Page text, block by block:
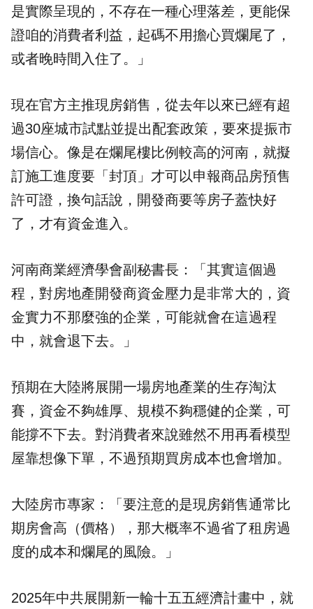
是實際呈現的，不存在一種心理落差，更能保
證咱的消費者利益，起碼不用擔心買爛尾了，
或者晚時間入住了。」
現在官方主推現房銷售，從去年以來已經有超
過30座城市試點並提出配套政策，要來提振市
場信心。像是在爛尾樓比例較高的河南，就擬
訂施工進度要「封頂」才可以申報商品房預售
許可證，換句話說，開發商要等房子蓋快好
了，才有資金進入。
河南商業經濟學會副秘書長：「其實這個過
程，對房地產開發商資金壓力是非常大的，資
金實力不那麼強的企業，可能就會在這過程
中，就會退下去。」
預期在大陸將展開一場房地產業的生存淘汰
賽，資金不夠雄厚、規模不夠穩健的企業，可
能撐不下去。對消費者來說雖然不用再看模型
屋靠想像下單，不過預期買房成本也會增加。
大陸房市專家：「要注意的是現房銷售通常比
期房會高（價格），那大概率不過省了租房過
度的成本和爛尾的風險。」
2025年中共展開新一輪十五五經濟計畫中，就